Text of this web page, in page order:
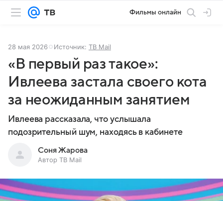
Фильмы онлайн
28 мая 2026 Источник: ТВ Mail
«В первый раз такое»:
Ивлеева застала своего кота
за неожиданным занятием
Ивлеева рассказала, что услышала
подозрительный шум, находясь в кабинете
Соня Жарова
Автор ТВ Mail